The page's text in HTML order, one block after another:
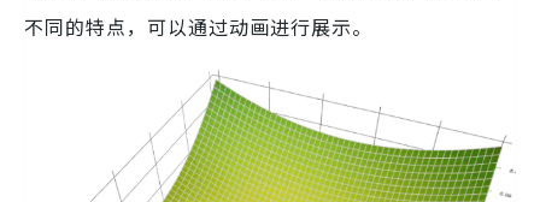
不同的特点，可以通过动画进行展示。